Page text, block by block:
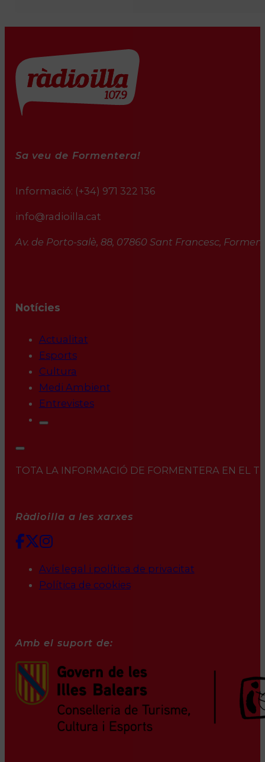
Sa veu de Formentera!
Informació: (+34) 971 322 136
info@radioilla.cat
Av. de Porto-salè, 88, 07860 Sant Francesc,
Notícies
Actualitat
Esports
Cultura
Medi Ambient
Entrevistes
TOTA LA INFORMACIÓ DE FORMENTERA EN EL
Ràdioilla a les xarxes
Avís legal i política de privacitat
Política de cookies
Amb el suport de: